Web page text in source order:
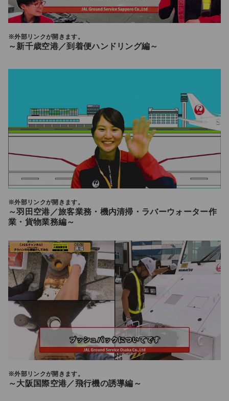
※外部リンクが開きます。
～新千歳空港／到着便ハンドリング編～
※外部リンクが開きます。
～羽田空港／旅客業務・機内清掃・ラバーウォーター作
業・貨物業務編～
※外部リンクが開きます。
～大阪国際空港／飛行機の誘導編～